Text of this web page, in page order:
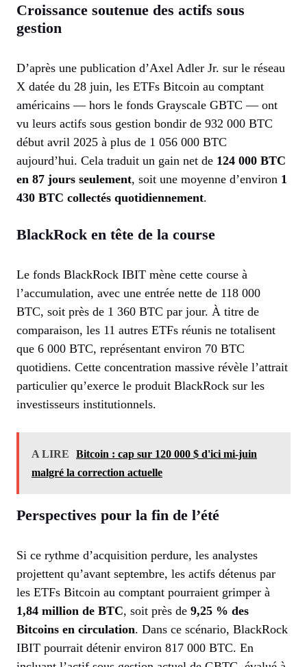
Croissance soutenue des actifs sous
gestion
D’après une publication d’Axel Adler Jr. sur le réseau
X datée du 28 juin, les ETFs Bitcoin au comptant
américains — hors le fonds Grayscale GBTC — ont
vu leurs actifs sous gestion bondir de 932 000 BTC
début avril 2025 à plus de 1 056 000 BTC
aujourd’hui. Cela traduit un gain net de 124 000 BTC
en 87 jours seulement, soit une moyenne d’environ 1
430 BTC collectés quotidiennement.
BlackRock en tête de la course
Le fonds BlackRock IBIT mène cette course à
l’accumulation, avec une entrée nette de 118 000
BTC, soit près de 1 360 BTC par jour. À titre de
comparaison, les 11 autres ETFs réunis ne totalisent
que 6 000 BTC, représentant environ 70 BTC
quotidiens. Cette concentration massive révèle l’attrait
particulier qu’exerce le produit BlackRock sur les
investisseurs institutionnels.
A LIRE
Bitcoin : cap sur 120 000 $ d'ici mi-juin
malgré la correction actuelle
Perspectives pour la fin de l’été
Si ce rythme d’acquisition perdure, les analystes
projettent qu’avant septembre, les actifs détenus par
les ETFs Bitcoin au comptant pourraient grimper à
1,84 million de BTC, soit près de 9,25 % des
Bitcoins en circulation. Dans ce scénario, BlackRock
IBIT pourrait détenir environ 817 000 BTC. En